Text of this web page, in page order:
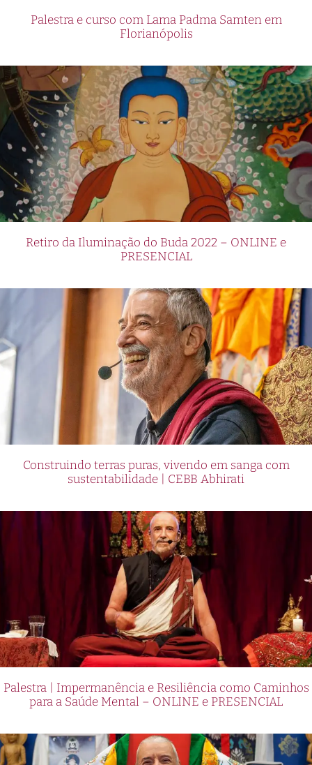
Palestra e curso com Lama Padma Samten em
Florianópolis
Retiro da Iluminação do Buda 2022 – ONLINE e
PRESENCIAL
Construindo terras puras, vivendo em sanga com
sustentabilidade | CEBB Abhirati
Palestra | Impermanência e Resiliência como Caminhos
para a Saúde Mental – ONLINE e PRESENCIAL